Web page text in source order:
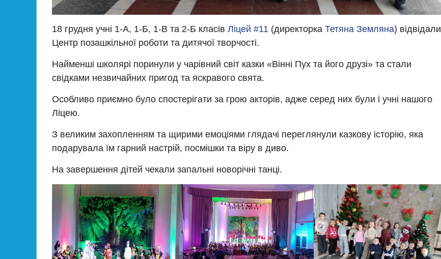
18 грудня учні 1-А, 1-Б, 1-В та 2-Б класів Ліцей #11 (директорка Тетяна Земляна) відвідали
Центр позашкільної роботи та дитячої творчості.
Найменші школярі поринули у чарівний світ казки «Вінні Пух та його друзі» та стали
свідками незвичайних пригод та яскравого свята.
Особливо приємно було спостерігати за грою акторів, адже серед них були і учні нашого
Ліцею.
З великим захопленням та щирими емоціями глядачі переглянули казкову історію, яка
подарувала їм гарний настрій, посмішки та віру в диво.
На завершення дітей чекали запальні новорічні танці.